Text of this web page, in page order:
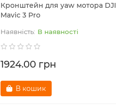
Кронштейн для yaw мотора DJI
Mavic 3 Pro
В наявності
1924.00 грн
В кошик